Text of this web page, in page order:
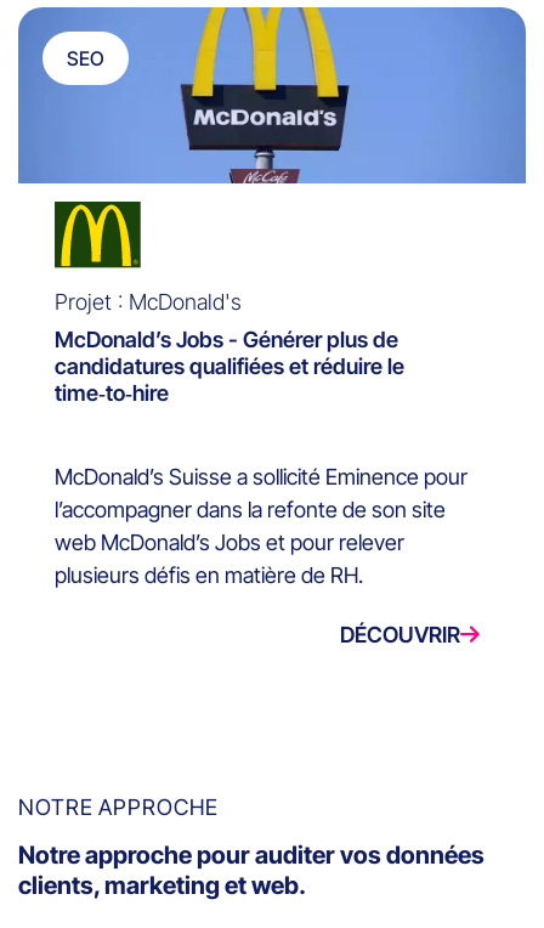
SEO
Projet : McDonald's
McDonald’s Jobs - Générer plus de
candidatures qualifiées et réduire le
time‑to‑hire
McDonald’s Suisse a sollicité Eminence pour
l’accompagner dans la refonte de son site
web McDonald’s Jobs et pour relever
plusieurs défis en matière de RH.
DÉCOUVRIR
NOTRE APPROCHE
Notre approche pour auditer vos données
clients, marketing et web.